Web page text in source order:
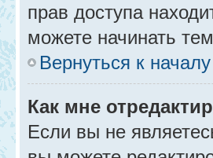
прав доступа
можете начинать
Вернуться к началу
Как мне
Если вы не